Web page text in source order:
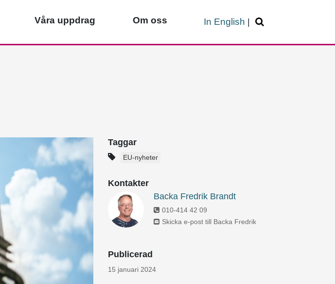
Våra uppdrag Om oss In English
Taggar
EU-nyheter
Kontakter
Backa Fredrik Brandt
010-414 42 09
Skicka e-post till Backa Fredrik
Publicerad
15 januari 2024